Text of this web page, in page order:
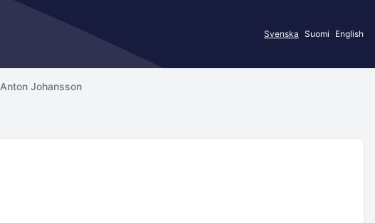
Svenska Suomi English
Anton Johansson